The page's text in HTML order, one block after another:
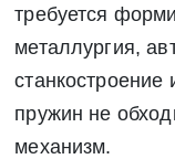
требуется
металлургия,
пружин не
механизм.